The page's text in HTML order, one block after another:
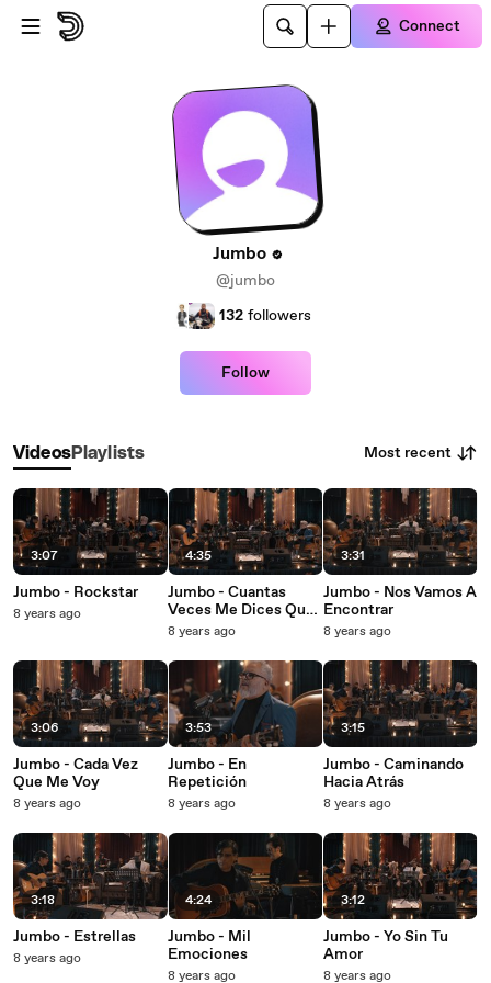
Skip to main content
Connect
Jumbo
@jumbo
132 followers
Follow
VideosPlaylists Most recent
3:07
Jumbo - Rockstar
8 years ago
3:06
Jumbo - Cada Vez
Que Me Voy
8 years ago
3:18
Jumbo - Estrellas
8 years ago
4:35
Jumbo - Cuantas
Veces Me Dices Que
No (En Directo)
8 years ago
3:53
Jumbo - En
Repetición
8 years ago
4:24
Jumbo - Mil
Emociones
8 years ago
3:31
Jumbo - Nos Vamos A
Encontrar
8 years ago
3:15
Jumbo - Caminando
Hacia Atrás
8 years ago
3:12
Jumbo - Yo Sin Tu
Amor
8 years ago